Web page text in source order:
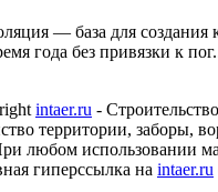
— база для
года без привязки к
intaer.ru -
территории, заборы,
любом использовании
гиперссылка на intaer.ru